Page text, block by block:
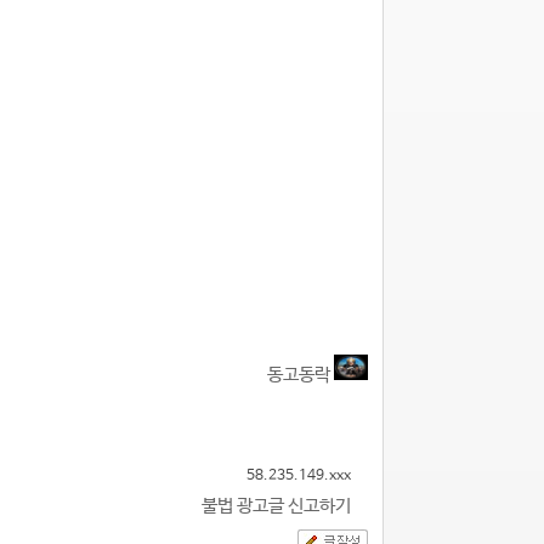
동고동락
58.235.149.xxx
불법 광고글 신고하기